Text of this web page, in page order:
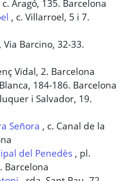
c. Aragó, 135. Barcelona
, c. Villarroel, 5 i 7.
,Via Barcino, 32-33.
Vidal, 2. Barcelona
184-186. Barcelona
i Salvador, 19.
Señora , c. Canal de la
del Penedès , pl.
Barcelona